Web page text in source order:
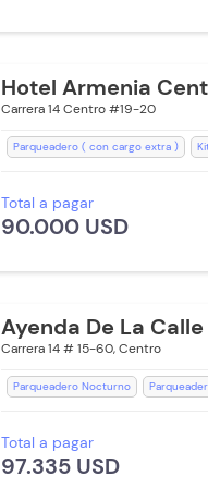
Hotel Armenia
Carrera 14 Centro #19-20
Parqueadero ( con cargo extra )
Toallas de cuerpo
Room Service
WiFi
Total a pagar
90.000 USD
Ayenda De La Calle
Carrera 14 # 15-60, Centro
Parqueadero Nocturno
Zona de fumadores
Toallas
Desayuno (Cargo Extra)
Total a pagar
97.335 USD